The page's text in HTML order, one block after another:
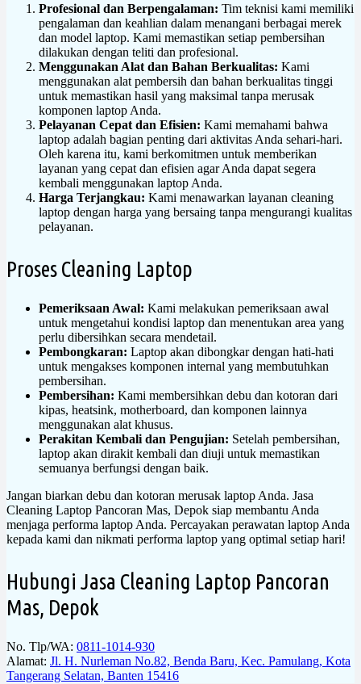
Profesional dan Berpengalaman: Tim teknisi kami memiliki
pengalaman dan keahlian dalam menangani berbagai merek
dan model laptop. Kami memastikan setiap pembersihan
dilakukan dengan teliti dan profesional.
Menggunakan Alat dan Bahan Berkualitas: Kami
menggunakan alat pembersih dan bahan berkualitas tinggi
untuk memastikan hasil yang maksimal tanpa merusak
komponen laptop Anda.
Pelayanan Cepat dan Efisien: Kami memahami bahwa
laptop adalah bagian penting dari aktivitas Anda sehari-hari.
Oleh karena itu, kami berkomitmen untuk memberikan
layanan yang cepat dan efisien agar Anda dapat segera
kembali menggunakan laptop Anda.
Harga Terjangkau: Kami menawarkan layanan cleaning
laptop dengan harga yang bersaing tanpa mengurangi kualitas
pelayanan.
Proses Cleaning Laptop
Pemeriksaan Awal: Kami melakukan pemeriksaan awal
untuk mengetahui kondisi laptop dan menentukan area yang
perlu dibersihkan secara mendetail.
Pembongkaran: Laptop akan dibongkar dengan hati-hati
untuk mengakses komponen internal yang membutuhkan
pembersihan.
Pembersihan: Kami membersihkan debu dan kotoran dari
kipas, heatsink, motherboard, dan komponen lainnya
menggunakan alat khusus.
Perakitan Kembali dan Pengujian: Setelah pembersihan,
laptop akan dirakit kembali dan diuji untuk memastikan
semuanya berfungsi dengan baik.
Jangan biarkan debu dan kotoran merusak laptop Anda. Jasa
Cleaning Laptop Pancoran Mas, Depok siap membantu Anda
menjaga performa laptop Anda. Percayakan perawatan laptop Anda
kepada kami dan nikmati performa laptop yang optimal setiap hari!
Hubungi Jasa Cleaning Laptop Pancoran
Mas, Depok
No. Tlp/WA: 0811-1014-930
Alamat: Jl. H. Nurleman No.82, Benda Baru, Kec. Pamulang, Kota
Tangerang Selatan, Banten 15416